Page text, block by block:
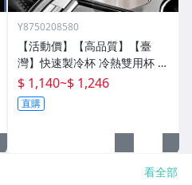
Y8750208580
【活動價】【高品質】【臺
灣】快速製冷杯 冷熱雙用杯 保
溫杯 辦公室水杯 保冰杯 製冷
水杯 車載水杯 充電水杯 恆溫
杯 半
$ 1,140~$ 1,246
直購
看全部